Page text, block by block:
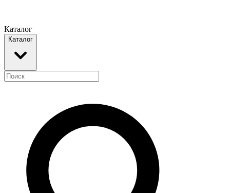
Каталог
Каталог